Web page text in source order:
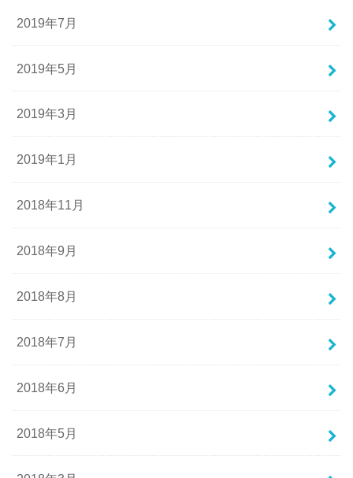
2019年7月
2019年5月
2019年3月
2019年1月
2018年11月
2018年9月
2018年8月
2018年7月
2018年6月
2018年5月